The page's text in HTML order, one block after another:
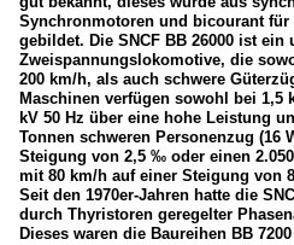
Synchronmotoren und bicourant
gebildet. Die SNCF BB 26000 ist ein
Zweispannungslokomotive, die
200 km/h, als auch schwere
Maschinen verfügen sowohl bei 1,5
kV 50 Hz über eine hohe Leistung
Tonnen schweren Personenzug (16
Steigung von 2,5 ‰ oder einen
mit 80 km/h auf einer Steigung von
Seit den 1970er-Jahren hatte die
durch Thyristoren geregelter
Dieses waren die Baureihen BB